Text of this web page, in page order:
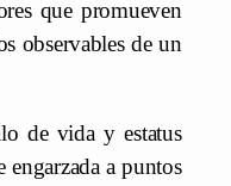
que promueven
observables de un
de vida y estatus
a puntos